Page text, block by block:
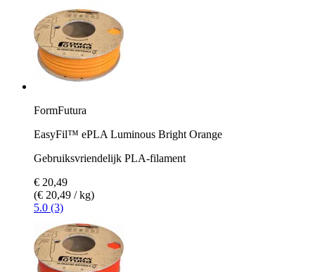
FormFutura
EasyFil™ ePLA Luminous Bright Orange
Gebruiksvriendelijk PLA-filament
€ 20,49
(€ 20,49 / kg)
5.0 (3)